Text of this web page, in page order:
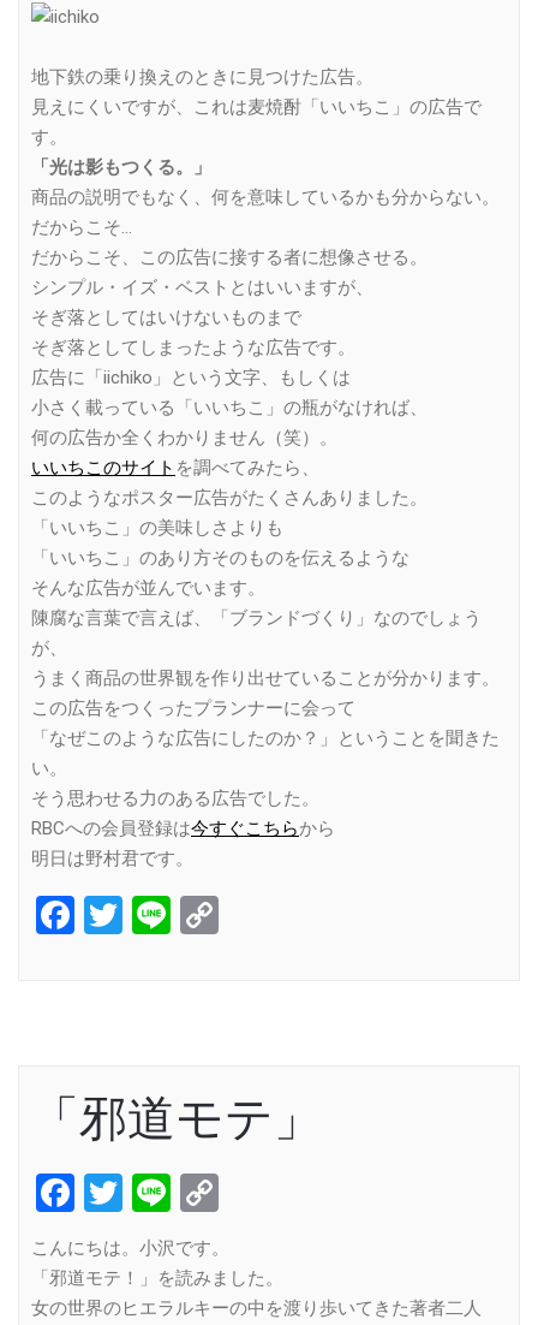
地下鉄の乗り換えのときに見つけた広告。
見えにくいですが、これは麦焼酎「いいちこ」の広告で
す。
「光は影もつくる。」
商品の説明でもなく、何を意味しているかも分からない。
だからこそ…
だからこそ、この広告に接する者に想像させる。
シンプル・イズ・ベストとはいいますが、
そぎ落としてはいけないものまで
そぎ落としてしまったような広告です。
広告に「iichiko」という文字、もしくは
小さく載っている「いいちこ」の瓶がなければ、
何の広告か全くわかりません（笑）。
いいちこのサイト を調べてみたら、
このようなポスター広告がたくさんありました。
「いいちこ」の美味しさよりも
「いいちこ」のあり方そのものを伝えるような
そんな広告が並んでいます。
陳腐な言葉で言えば、「ブランドづくり」なのでしょう
が、
うまく商品の世界観を作り出せていることが分かります。
この広告をつくったプランナーに会って
「なぜこのような広告にしたのか？」ということを聞きた
い。
そう思わせる力のある広告でした。
RBCへの会員登録は今すぐこちらから
明日は野村君です。
Facebook
Twitter
Line
「邪道モテ」
Facebook
Twitter
Line
こんにちは。小沢です。
「邪道モテ！」を読みました。
女の世界のヒエラルキーの中を渡り歩いてきた著者二人